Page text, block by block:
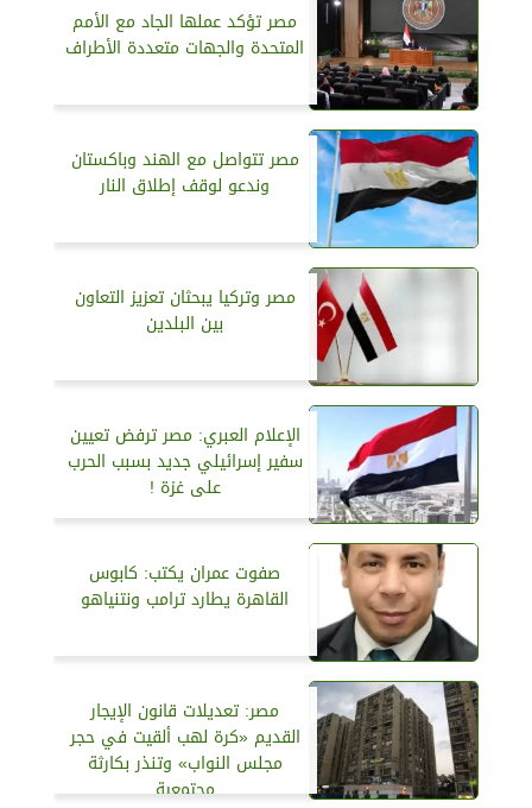
مصر تؤكد عملها الجاد مع الأمم
المتحدة والجهات متعددة الأطراف
مصر تتواصل مع الهند وباكستان
وندعو لوقف إطلاق النار
مصر وتركيا يبحثان تعزيز التعاون
بين البلدين
الإعلام العبري: مصر ترفض تعيين
سفير إسرائيلي جديد بسبب الحرب
على غزة !
صفوت عمران يكتب: كابوس
القاهرة يطارد ترامب ونتنياهو
مصر: تعديلات قانون الإيجار
القديم «كرة لهب ألقيت في حجر
مجلس النواب» وتنذر بكارثة
مجتمعية